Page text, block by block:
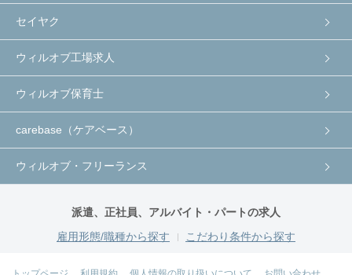
セイヤク
ウィルオブ工場求人
ウィルオブ保育士
carebase（ケアベース）
ウィルオブ・フリーランス
派遣、正社員、アルバイト・パートの求人
雇用形態/職種から探す
こだわり条件から探す